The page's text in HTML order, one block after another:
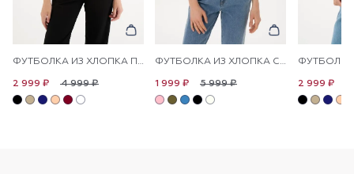
ФУТБОЛКА ИЗ ХЛОПКА ПРИТАЛЕННАЯ
4 999 ₽
2 999 ₽
ФУТБОЛКА ИЗ ХЛОПКА С ЛОГОТИПОМ
5 999 ₽
1 999 ₽ 2 999 ₽